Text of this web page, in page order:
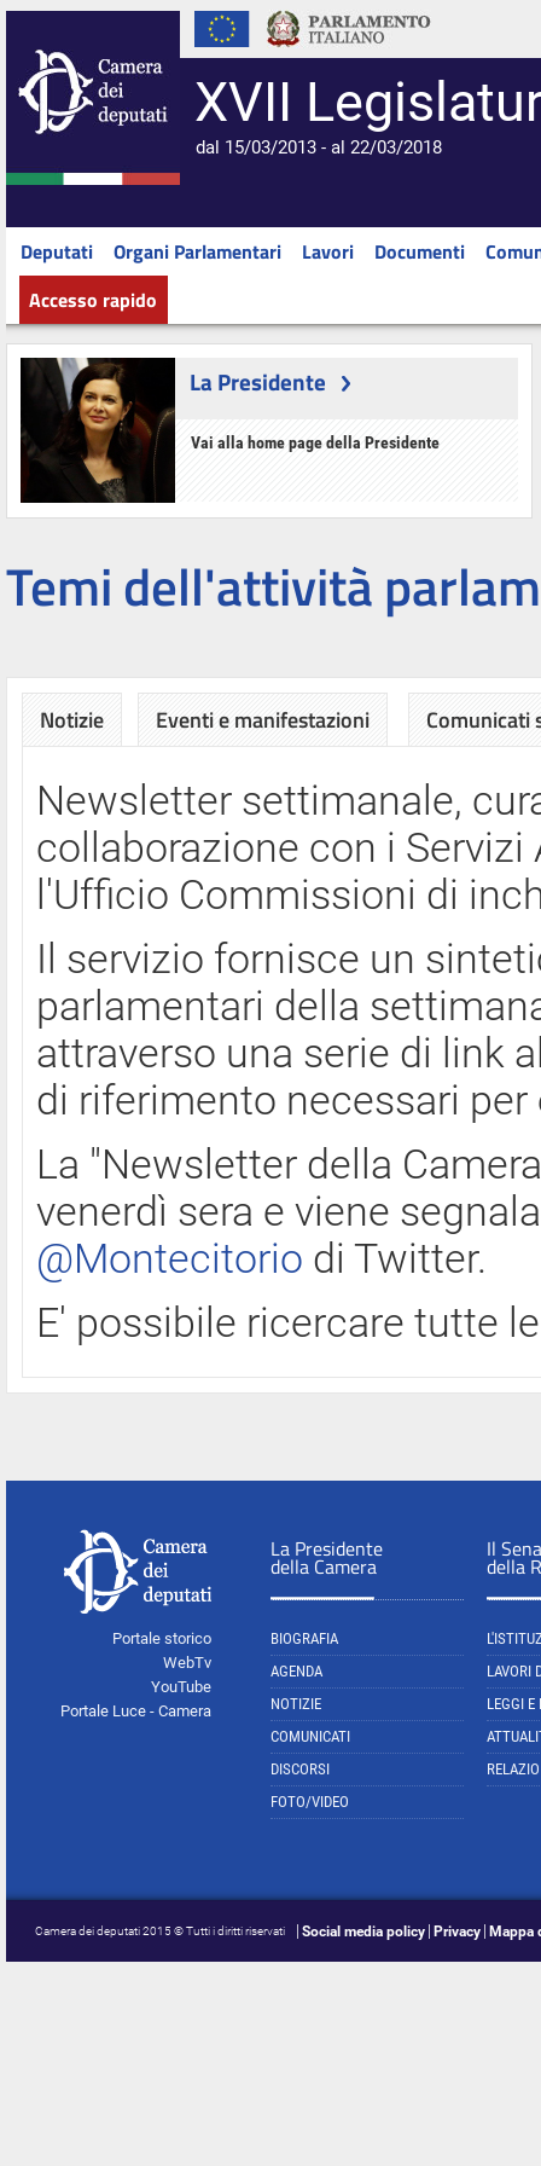
XVII
dal 15/03/2013 - al 22/03/2018
Deputati Organi Parlamentari Lavori Documenti
Accesso rapido
La Presidente
Vai alla home page della Presidente
Temi dell'attività
Notizie Eventi e manifestazioni Comunicati
Newsletter settimanale,
collaborazione con i
l'Ufficio Commissioni di
Il servizio fornisce un
parlamentari della
attraverso una serie di link
di riferimento necessari
La "Newsletter della
venerdì sera e viene
@Montecitorio di Twitter.
E' possibile ricercare tutte
Portale storico
WebTv
YouTube
Portale Luce - Camera
La Presidente
della Camera
BIOGRAFIA
AGENDA
NOTIZIE
COMUNICATI
DISCORSI
FOTO/VIDEO
Il
della
LAVORI
LEGGI E
Camera dei deputati 2015 © Tutti i diritti riservati Social media policy Privacy Mappa